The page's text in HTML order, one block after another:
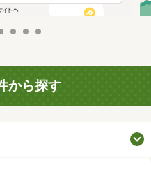
から探す